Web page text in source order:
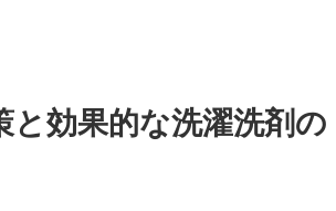
と効果的な洗濯洗剤の